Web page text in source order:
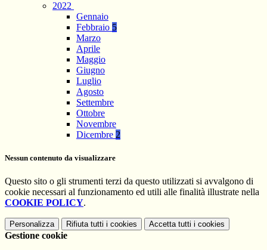
2022
Gennaio
Febbraio 5
Marzo
Aprile
Maggio
Giugno
Luglio
Agosto
Settembre
Ottobre
Novembre
Dicembre 2
Nessun contenuto da visualizzare
Questo sito o gli strumenti terzi da questo utilizzati si avvalgono di
cookie necessari al funzionamento ed utili alle finalità illustrate nella
COOKIE POLICY.
Personalizza Rifiuta tutti i cookies Accetta tutti i cookies
Gestione cookie